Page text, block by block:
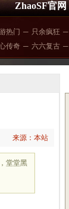
ZhaoSF官网
热门 ─ 只余疯狂 ─
传奇 ─ 六六复古 ─
来源：本站
堂堂黑